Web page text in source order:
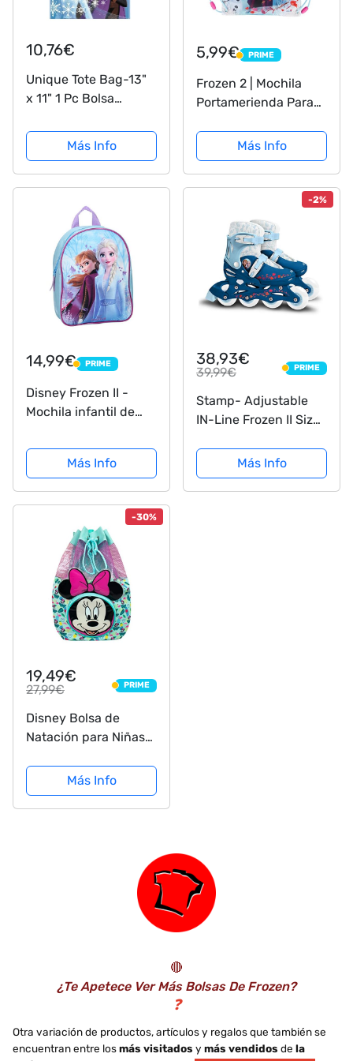
10,76€
Unique Tote Bag-13"
x 11" 1 Pc Bolsa
Fiesta de Frozen 2 de
Disney-33cm x 28cm,
multicolor (77323)
Más Info
5,99€ PRIME
PRIME
Frozen 2 | Mochila
Portamerienda Para
De Cuerdas Para
Merienda Infantil -
Bolsa Saco Para El
Más Info
14,99€ PRIME
PRIME
Disney Frozen II -
Mochila infantil de
Más Info
-2%
38,93€
39,99€ PRIME
PRIME
Stamp- Adjustable
IN-Line Frozen II Size
azul, Talla (RN244302)
Más Info
-30%
19,49€
27,99€ PRIME
PRIME
Disney Bolsa de
Natación para Niñas
Más Info
🔴
¿Te Apetece Ver Más Bolsas De Frozen?
❓
Otra variación de productos, artículos y regalos que también se
encuentran entre losmás visitados y más vendidos de la